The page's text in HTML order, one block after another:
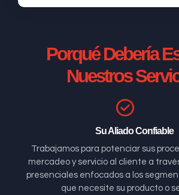
Porqué Debería
Nuestros
Su Aliado Confiable
Trabajamos para potenciar sus
mercadeo y servicio al cliente a
presenciales enfocados a los
que necesite su producto o